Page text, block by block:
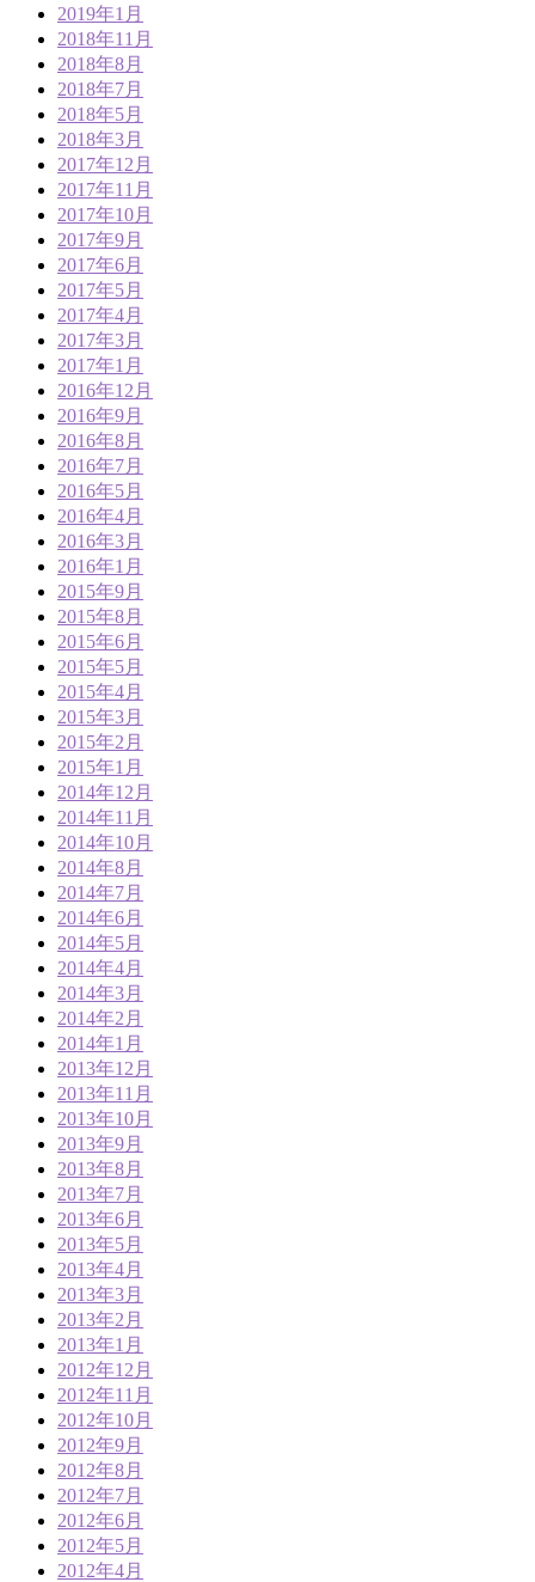
2019年1月
2018年11月
2018年8月
2018年7月
2018年5月
2018年3月
2017年12月
2017年11月
2017年10月
2017年9月
2017年6月
2017年5月
2017年4月
2017年3月
2017年1月
2016年12月
2016年9月
2016年8月
2016年7月
2016年5月
2016年4月
2016年3月
2016年1月
2015年9月
2015年8月
2015年6月
2015年5月
2015年4月
2015年3月
2015年2月
2015年1月
2014年12月
2014年11月
2014年10月
2014年8月
2014年7月
2014年6月
2014年5月
2014年4月
2014年3月
2014年2月
2014年1月
2013年12月
2013年11月
2013年10月
2013年9月
2013年8月
2013年7月
2013年6月
2013年5月
2013年4月
2013年3月
2013年2月
2013年1月
2012年12月
2012年11月
2012年10月
2012年9月
2012年8月
2012年7月
2012年6月
2012年5月
2012年4月